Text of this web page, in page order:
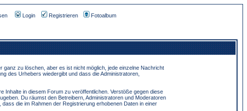
Login Registrieren Fotoalbum
zu löschen, aber es ist nicht möglich, jede einzelne Nachricht
des Urhebers wiedergibt und dass die Administratoren,
Inhalte in diesem Forum zu veröffentlichen. Verstöße gegen diese
Du räumst den Betreibern, Administratoren und Moderatoren
die im Rahmen der Registrierung erhobenen Daten in einer